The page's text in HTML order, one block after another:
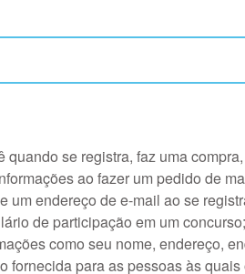
se registra, faz uma
ao fazer um pedido de
endereço de e-mail ao se
de participação em um
como seu nome, endereço,
fornecida para as pessoas às